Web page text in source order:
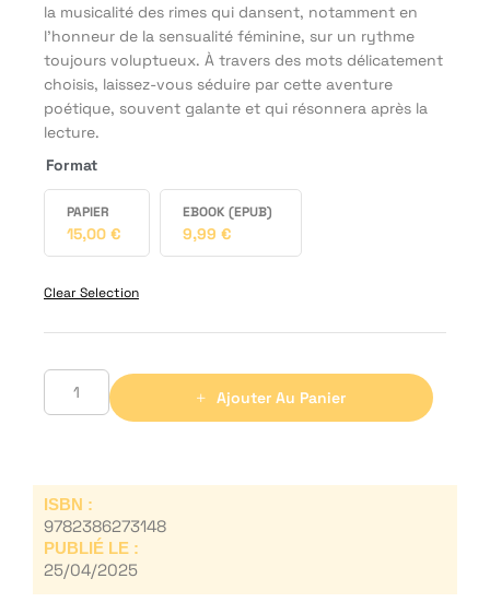
la musicalité des rimes qui dansent, notamment en
l’honneur de la sensualité féminine, sur un rythme
toujours voluptueux. À travers des mots délicatement
choisis, laissez-vous séduire par cette aventure
poétique, souvent galante et qui résonnera après la
lecture.
Format
PAPIER
15,00 €
EBOOK (EPUB)
9,99 €
Clear Selection
Ajouter Au Panier
ISBN :
9782386273148
PUBLIÉ LE :
25/04/2025